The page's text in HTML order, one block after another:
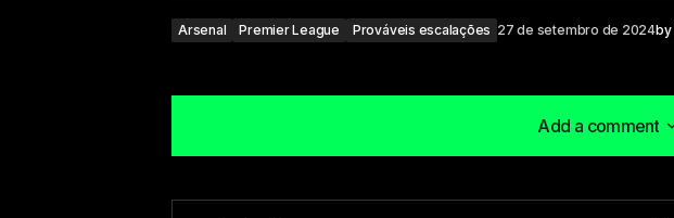
Arsenal Premier League Prováveis escalações 27 de setembro de 2024by
Add a comment
Add a comment